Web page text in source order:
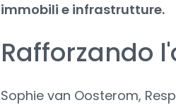
immobili e infrastrutture.
Rafforzando
Sophie van Oosterom,